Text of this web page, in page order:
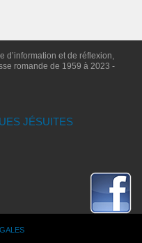
et de réflexion,
romande de 1959 à 2023 -
JÉSUITES